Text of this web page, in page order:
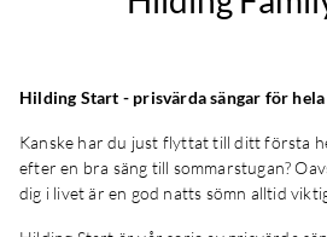
Hilding Start - prisvärda sängar för
Kanske har du just flyttat till ditt första
efter en bra säng till sommarstugan?
dig i livet är en god natts sömn alltid